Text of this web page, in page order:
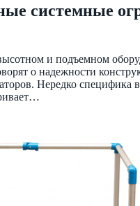
системные
и подъемном
о надежности
Нередко специфика